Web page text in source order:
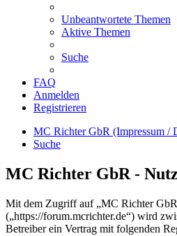
Unbeantwortete Themen
Aktive Themen
Suche
FAQ
Anmelden
Registrieren
MC Richter GbR (Impressum /
Suche
MC Richter GbR -
Mit dem Zugriff auf „MC Richter
(„https://forum.mcrichter.de“) wird
Betreiber ein Vertrag mit folgenden